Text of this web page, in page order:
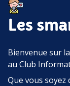
Les
Bienvenue sur
au Club
Que vous